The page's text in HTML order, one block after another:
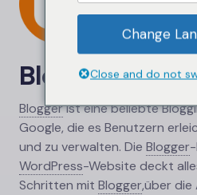
Blogger
Bloggerist eine beliebte
Google, die es Benutzern
und zu verwalten. Die Blogger-
WordPress-Website deckt
Schritten mit Blogger,über die
Change
Close and do not